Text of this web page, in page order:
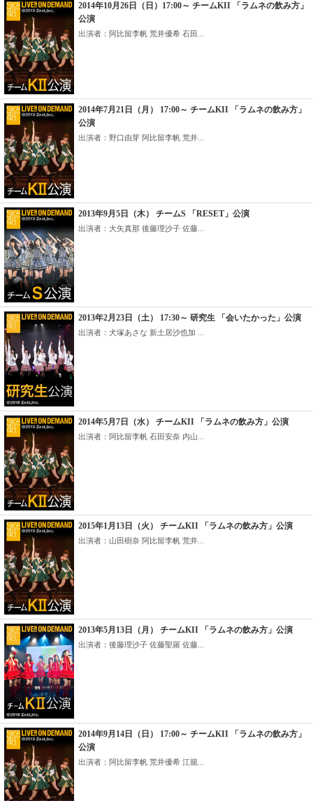
2014年10月26日（日）17:00～ チームKII 「ラムネの飲み方」
公演
出演者：阿比留李帆 荒井優希 石田...
2014年7月21日（月） 17:00～ チームKII 「ラムネの飲み方」
公演
出演者：野口由芽 阿比留李帆 荒井...
2013年9月5日（木） チームS 「RESET」公演
出演者：大矢真那 後藤理沙子 佐藤...
2013年2月23日（土） 17:30～ 研究生 「会いたかった」公演
出演者：犬塚あさな 新土居沙也加 ...
2014年5月7日（水） チームKII 「ラムネの飲み方」公演
出演者：阿比留李帆 石田安奈 内山...
2015年1月13日（火） チームKII 「ラムネの飲み方」公演
出演者：山田樹奈 阿比留李帆 荒井...
2013年5月13日（月） チームKII 「ラムネの飲み方」公演
出演者：後藤理沙子 佐藤聖羅 佐藤...
2014年9月14日（日） 17:00～ チームKII 「ラムネの飲み方」
公演
出演者：阿比留李帆 荒井優希 江籠...